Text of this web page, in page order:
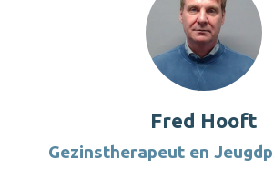
Fred Hooft
Gezinstherapeut en